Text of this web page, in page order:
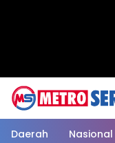
Daerah Nasional